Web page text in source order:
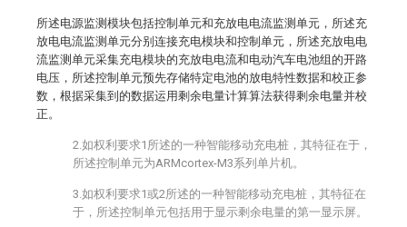
所述电源监测模块包括控制单元和充放电电流监测单元，所述充
放电电流监测单元分别连接充电模块和控制单元，所述充放电电
流监测单元采集充电模块的充放电电流和电动汽车电池组的开路
电压，所述控制单元预先存储特定电池的放电特性数据和校正参
数，根据采集到的数据运用剩余电量计算算法获得剩余电量并校
正。
2.如权利要求1所述的一种智能移动充电桩，其特征在于，
所述控制单元为ARMcortex-M3系列单片机。
3.如权利要求1或2所述的一种智能移动充电桩，其特征在
于，所述控制单元包括用于显示剩余电量的第一显示屏。